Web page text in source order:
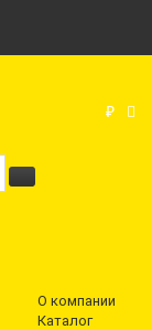
₽
О компании
Каталог